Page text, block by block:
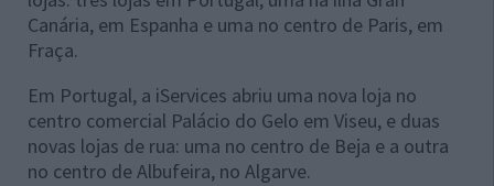
Canária, em Espanha e uma no centro de Paris, em
Fraça.
Em Portugal, a iServices abriu uma nova loja no
centro comercial Palácio do Gelo em Viseu, e duas
novas lojas de rua: uma no centro de Beja e a outra
no centro de Albufeira, no Algarve.